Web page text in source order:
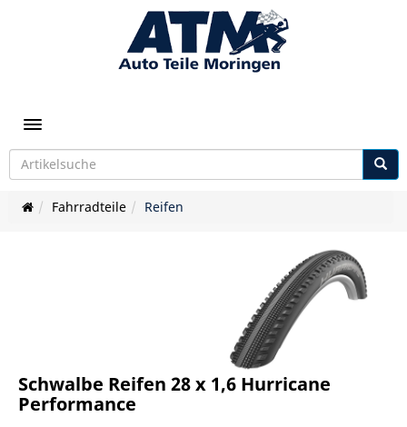
Toggle navigation
Fahrradteile Reifen
Schwalbe Reifen 28 x 1,6 Hurricane
Performance